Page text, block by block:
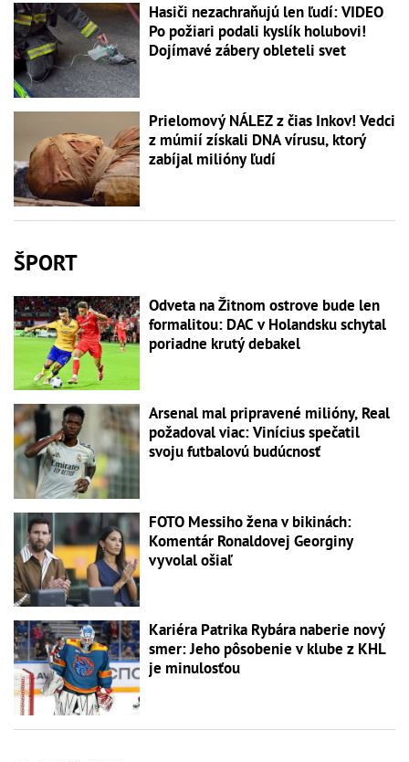
Hasiči nezachraňujú len ľudí: VIDEO
Po požiari podali kyslík holubovi!
Dojímavé zábery obleteli svet
Prielomový NÁLEZ z čias Inkov! Vedci
z múmií získali DNA vírusu, ktorý
zabíjal milióny ľudí
ŠPORT
Odveta na Žitnom ostrove bude len
formalitou: DAC v Holandsku schytal
poriadne krutý debakel
Arsenal mal pripravené milióny, Real
požadoval viac: Vinícius spečatil
svoju futbalovú budúcnosť
FOTO Messiho žena v bikinách:
Komentár Ronaldovej Georginy
vyvolal ošiaľ
Kariéra Patrika Rybára naberie nový
smer: Jeho pôsobenie v klube z KHL
je minulosťou